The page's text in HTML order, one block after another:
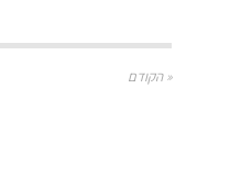
« הקודם